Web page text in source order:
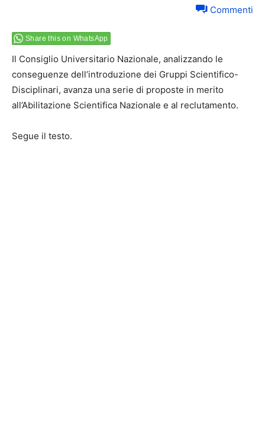
Commenti
Share this on WhatsApp
Il Consiglio Universitario Nazionale, analizzando le
conseguenze dell’introduzione dei Gruppi Scientifico-
Disciplinari, avanza una serie di proposte in merito
all’Abilitazione Scientifica Nazionale e al reclutamento.
Segue il testo.